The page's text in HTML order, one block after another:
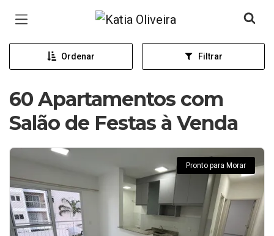
Página inicial
Ordenar Filtrar
60 Apartamentos com
Salão de Festas à Venda
Pronto para Morar